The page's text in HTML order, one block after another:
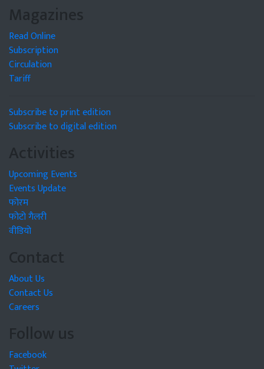
Magazines
Read Online
Subscription
Circulation
Tariff
Subscribe to print edition
Subscribe to digital edition
Activities
Upcoming Events
Events Update
फोरम
फोटो गैलरी
वीडियो
Contact
About Us
Contact Us
Careers
Follow us
Facebook